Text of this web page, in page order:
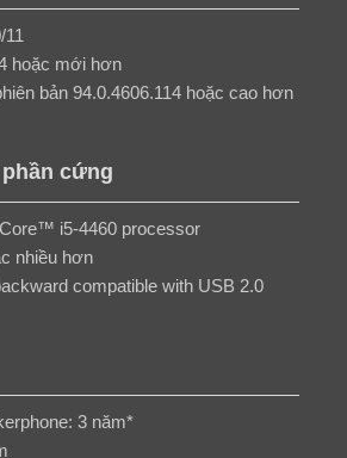
11
hoặc mới hơn
bản 94.0.4606.114 hoặc cao hơn
cứng
Core™ i5-4460 processor
nhiều hơn
compatible with USB 2.0
3 năm*